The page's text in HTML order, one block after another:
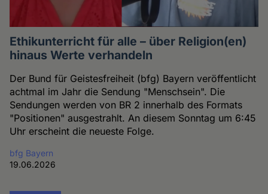
Ethikunterricht für alle – über Religion(en)
hinaus Werte verhandeln
Der Bund für Geistesfreiheit (bfg) Bayern veröffentlicht
achtmal im Jahr die Sendung "Menschsein". Die
Sendungen werden von BR 2 innerhalb des Formats
"Positionen" ausgestrahlt. An diesem Sonntag um 6:45
Uhr erscheint die neueste Folge.
bfg Bayern
19.06.2026